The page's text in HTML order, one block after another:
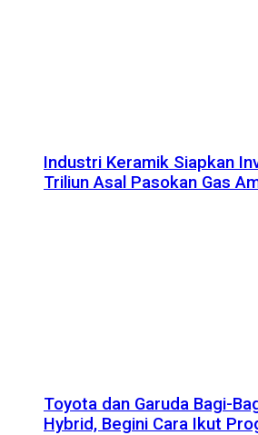
Industri Keramik Siapkan
Triliun Asal Pasokan Gas
Toyota dan Garuda Bagi-
Hybrid, Begini Cara Ikut